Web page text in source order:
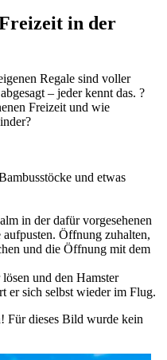
in der
Regale sind voller
– jeder kennt das. ?
Freizeit und wie
und etwas
in der dafür vorgesehenen
Öffnung zuhalten,
und die Öffnung mit dem
und den Hamster
er sich selbst wieder im Flug.
Für dieses Bild wurde kein